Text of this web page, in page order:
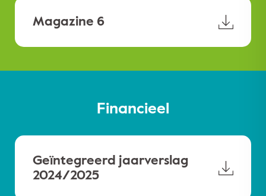
Magazine 6
Financieel
Geïntegreerd jaarverslag
2024/2025